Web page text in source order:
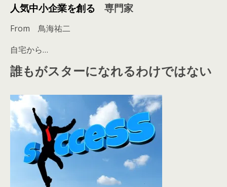
人気中小企業を創る専門家
From 鳥海祐二
自宅から…
誰もがスターになれるわけではない